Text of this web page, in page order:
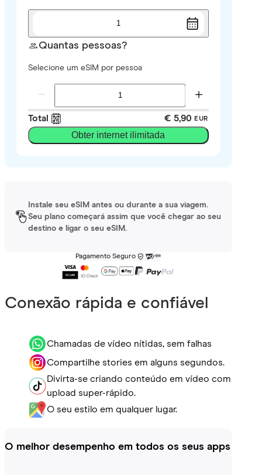
1
Quantas pessoas?
Selecione um eSIM por pessoa
Total € 5,90 EUR
Obter internet ilimitada
Instale seu eSIM antes ou durante a sua viagem.
Seu plano começará assim que você chegar ao seu
destino e ligar o seu eSIM.
Pagamento Seguro
Conexão rápida e confiável
Chamadas de vídeo nítidas, sem falhas
Compartilhe stories em alguns segundos.
Divirta-se criando conteúdo em vídeo com
upload super-rápido.
O seu estilo em qualquer lugar.
O melhor desempenho em todos os seus apps